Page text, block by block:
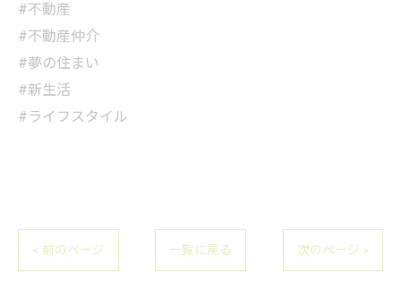
#不動産
#不動産仲介
#夢の住まい
#新生活
#ライフスタイル
< 前のページ 一覧に戻る 次のページ >